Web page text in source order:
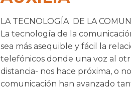
LA TECNOLOGÍA DE LA
La tecnología de la
sea más asequible y fácil la
telefónicos donde una voz al
distancia- nos hace próxima, o
comunicación han avanzado